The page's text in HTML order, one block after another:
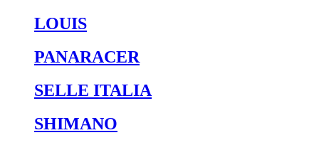
LOUIS
PANARACER
SELLE ITALIA
SHIMANO